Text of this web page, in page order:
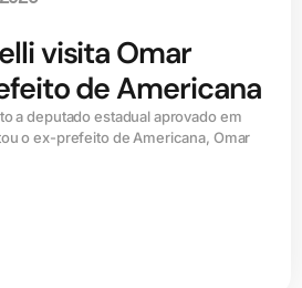
visita Omar
de Americana
a deputado estadual aprovado em
o ex-prefeito de Americana, Omar